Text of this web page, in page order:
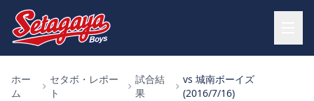
ホー
ム
セタボ・レポー
ト
試合結
果
vs 城南ボーイズ
(2016/7/16)